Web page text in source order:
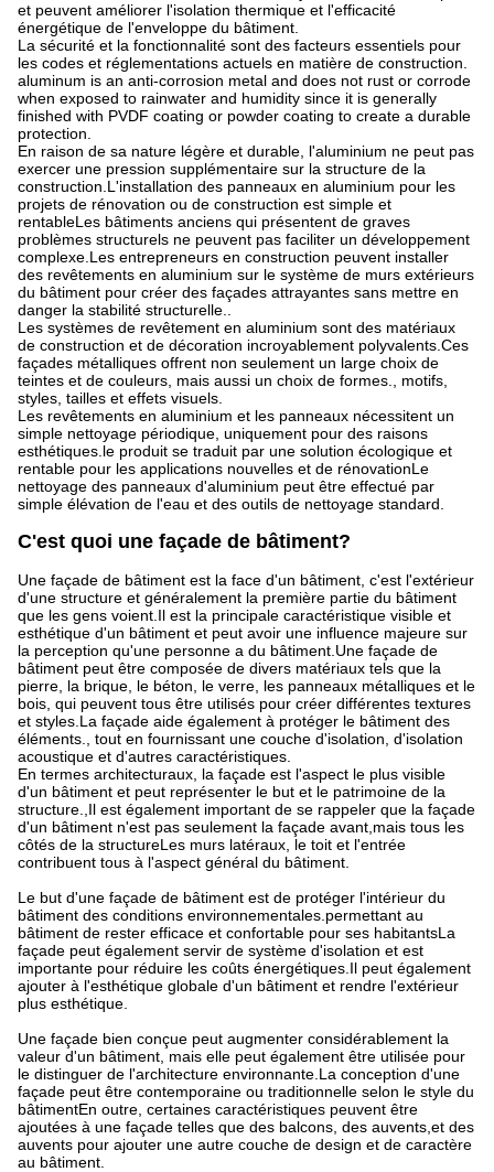
et peuvent améliorer l'isolation thermique et l'efficacité
énergétique de l'enveloppe du bâtiment.
La sécurité et la fonctionnalité sont des facteurs essentiels pour
les codes et réglementations actuels en matière de construction.
aluminum is an anti-corrosion metal and does not rust or corrode
when exposed to rainwater and humidity since it is generally
finished with PVDF coating or powder coating to create a durable
protection.
En raison de sa nature légère et durable, l'aluminium ne peut pas
exercer une pression supplémentaire sur la structure de la
construction.L'installation des panneaux en aluminium pour les
projets de rénovation ou de construction est simple et
rentableLes bâtiments anciens qui présentent de graves
problèmes structurels ne peuvent pas faciliter un développement
complexe.Les entrepreneurs en construction peuvent installer
des revêtements en aluminium sur le système de murs extérieurs
du bâtiment pour créer des façades attrayantes sans mettre en
danger la stabilité structurelle..
Les systèmes de revêtement en aluminium sont des matériaux
de construction et de décoration incroyablement polyvalents.Ces
façades métalliques offrent non seulement un large choix de
teintes et de couleurs, mais aussi un choix de formes., motifs,
styles, tailles et effets visuels.
Les revêtements en aluminium et les panneaux nécessitent un
simple nettoyage périodique, uniquement pour des raisons
esthétiques.le produit se traduit par une solution écologique et
rentable pour les applications nouvelles et de rénovationLe
nettoyage des panneaux d'aluminium peut être effectué par
simple élévation de l'eau et des outils de nettoyage standard.
C'est quoi une façade de bâtiment?
Une façade de bâtiment est la face d'un bâtiment, c'est l'extérieur
d'une structure et généralement la première partie du bâtiment
que les gens voient.Il est la principale caractéristique visible et
esthétique d'un bâtiment et peut avoir une influence majeure sur
la perception qu'une personne a du bâtiment.Une façade de
bâtiment peut être composée de divers matériaux tels que la
pierre, la brique, le béton, le verre, les panneaux métalliques et le
bois, qui peuvent tous être utilisés pour créer différentes textures
et styles.La façade aide également à protéger le bâtiment des
éléments., tout en fournissant une couche d'isolation, d'isolation
acoustique et d'autres caractéristiques.
En termes architecturaux, la façade est l'aspect le plus visible
d'un bâtiment et peut représenter le but et le patrimoine de la
structure.,Il est également important de se rappeler que la façade
d'un bâtiment n'est pas seulement la façade avant,mais tous les
côtés de la structureLes murs latéraux, le toit et l'entrée
contribuent tous à l'aspect général du bâtiment.
Le but d'une façade de bâtiment est de protéger l'intérieur du
bâtiment des conditions environnementales.permettant au
bâtiment de rester efficace et confortable pour ses habitantsLa
façade peut également servir de système d'isolation et est
importante pour réduire les coûts énergétiques.Il peut également
ajouter à l'esthétique globale d'un bâtiment et rendre l'extérieur
plus esthétique.
Une façade bien conçue peut augmenter considérablement la
valeur d'un bâtiment, mais elle peut également être utilisée pour
le distinguer de l'architecture environnante.La conception d'une
façade peut être contemporaine ou traditionnelle selon le style du
bâtimentEn outre, certaines caractéristiques peuvent être
ajoutées à une façade telles que des balcons, des auvents,et des
auvents pour ajouter une autre couche de design et de caractère
au bâtiment.